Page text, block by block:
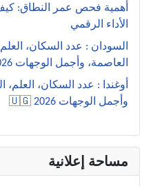
أهمية فحص عمر النطاق:
الأداء الرقمي
السودان : عدد السكان، العلم،
العاصمة، وأجمل الوجهات 2026 🇸🇩
أوغندا : عدد السكان، العلم،
وأجمل الوجهات 2026 🇺🇬
مساحة إعلانية